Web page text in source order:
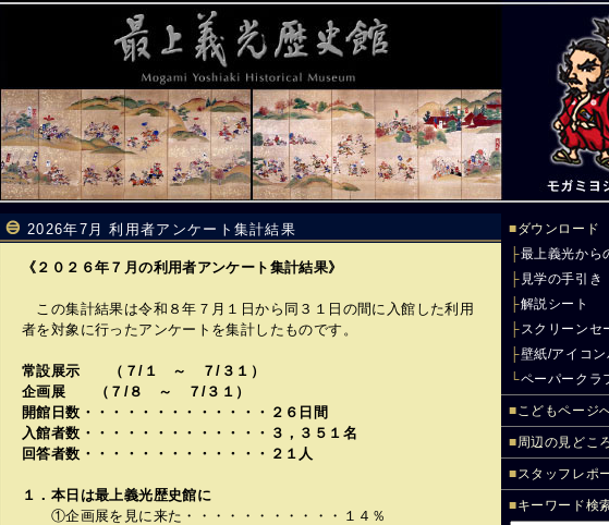
2026年7月 利用者アンケート集計結果
《２０２６年７月の利用者アンケート集計結果》
この集計結果は令和８年７月１日から同３１日の間に入館した利用
者を対象に行ったアンケートを集計したものです。
常設展示 （７/１ ～ ７/３１）
企画展 （７/８ ～ ７/３１）
開館日数・・・・・・・・・・・・・２６日間
入館者数・・・・・・・・・・・・・３，３５１名
回答者数・・・・・・・・・・・・・２１人
１．本日は最上義光歴史館に
①企画展を見に来た・・・・・・・・・・・１４％
■ダウンロード
├最上義光から
├ 見学の手引き
├解説シート
├スクリーンセ
├壁紙/アイコン
└ペーパークラ
■こどもページ
■周辺の見どこ
■スタッフレポ
■キーワード検